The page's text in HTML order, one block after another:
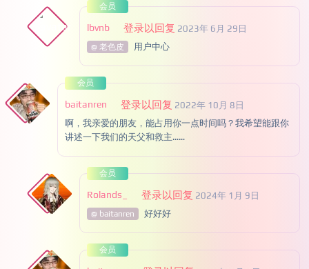
会员
登录以回复
lbvnb 2023年 6月 29日
@ 老色皮 用户中心
会员
登录以回复
baitanren
2022年 10月 8日
啊，我亲爱的朋友，能占用你一点时间吗？我希望能跟你
讲述一下我们的天父和救主……
会员
登录以回复
Rolands_ 2024年 1月 9日
@ baitanren 好好好
会员